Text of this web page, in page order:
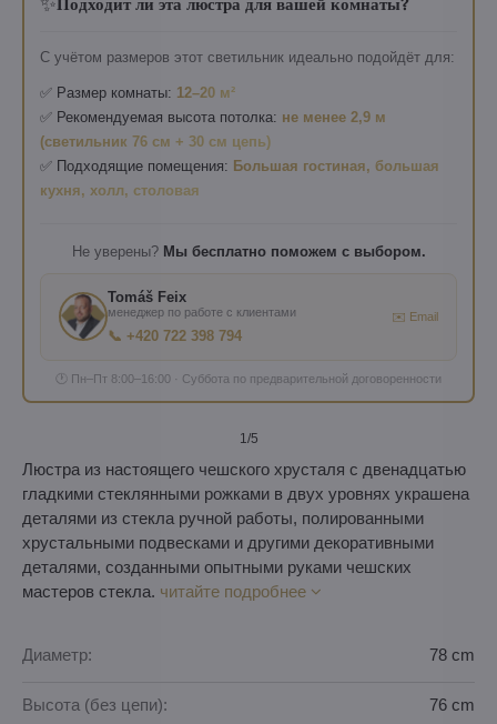
Подходит ли эта люстра для вашей комнаты?
С учётом размеров этот светильник идеально подойдёт для:
✅ Размер комнаты: 12–20 м²
✅ Рекомендуемая высота потолка: не менее 2,9 м
(светильник 76 см + 30 см цепь)
✅ Подходящие помещения: Большая гостиная, большая
кухня, холл, столовая
Не уверены? Мы бесплатно поможем с выбором.
Tomáš Feix
менеджер по работе с клиентами
📞 +420 722 398 794
✉️ Email
🕐 Пн–Пт 8:00–16:00 · Суббота по предварительной договоренности
1/5
Люстра из настоящего чешского хрусталя с двенадцатью
гладкими стеклянными рожками в двух уровнях украшена
деталями из стекла ручной работы, полированными
хрустальными подвесками и другими декоративными
деталями, созданными опытными руками чешских
мастеров стекла. читайте подробнее
Диаметр: 78 cm
Высота (без цепи): 76 cm